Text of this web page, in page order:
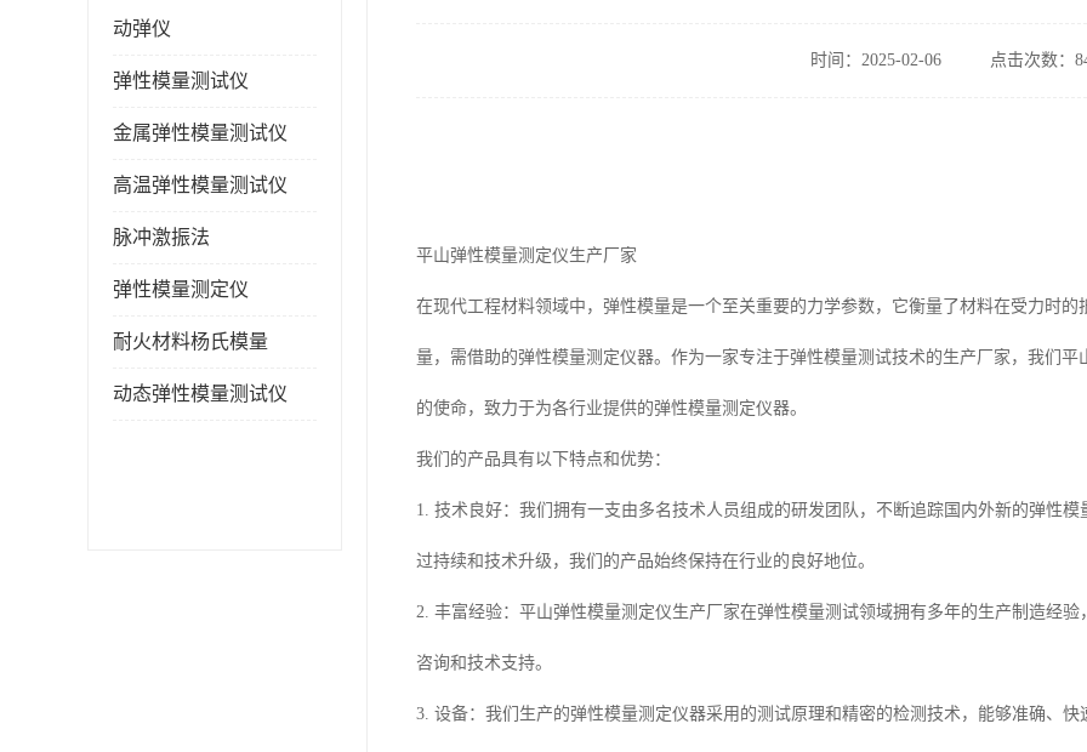
动弹仪
弹性模量测试仪
金属弹性模量测试仪
高温弹性模量测试仪
脉冲激振法
弹性模量测定仪
耐火材料杨氏模量
动态弹性模量测试仪
时间：2025-02-06 点击次数：
平山弹性模量测定仪生产厂家
在现代工程材料领域中，弹性模量是一个至关重要的力学参数，它衡量了材料在受力时
量，需借助的弹性模量测定仪器。作为一家专注于弹性模量测试技术的生产厂家，我们
的使命，致力于为各行业提供的弹性模量测定仪器。
我们的产品具有以下特点和优势：
1. 技术良好：我们拥有一支由多名技术人员组成的研发团队，不断追踪国内外新的弹性
过持续和技术升级，我们的产品始终保持在行业的良好地位。
2. 丰富经验：平山弹性模量测定仪生产厂家在弹性模量测试领域拥有多年的生产制造经
咨询和技术支持。
3. 设备：我们生产的弹性模量测定仪器采用的测试原理和精密的检测技术，能够准确、快